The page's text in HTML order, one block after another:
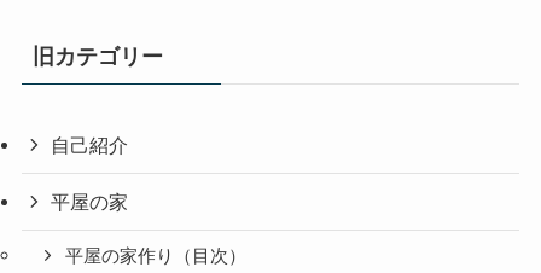
旧カテゴリー
自己紹介
平屋の家
平屋の家作り（目次）